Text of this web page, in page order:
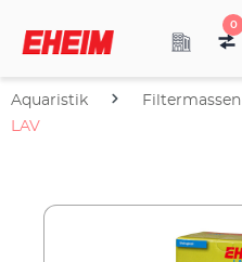
0
Aquaristik Filtermassen
LAV